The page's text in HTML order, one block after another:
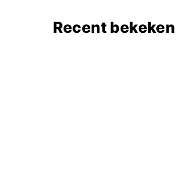
Recent bekeken